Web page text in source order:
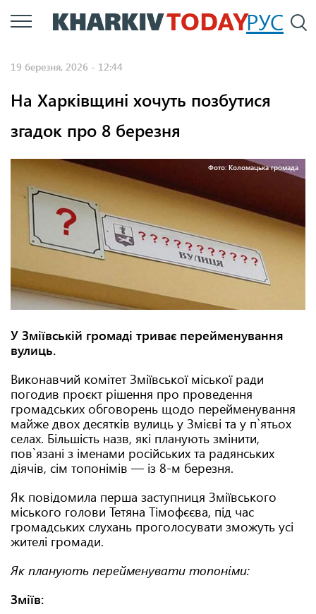
Перейти
до
РУС
19 березня, 2026 - 12:44
На Харківщині хочуть позбутися
згадок про 8 березня
Фото: Коломацька громада
У Зміївській громаді триває перейменування
вулиць.
Виконавчий комітет Зміївської міської ради
погодив проєкт рішення про проведення
громадських обговорень щодо перейменування
майже двох десятків вулиць у Змієві та у п`ятьох
селах. Більшість назв, які планують змінити,
пов`язані з іменами російських та радянських
діячів, сім топонімів — із 8-м березня.
Як повідомила перша заступниця Зміївського
міського голови Тетяна Тімофєєва, під час
громадських слухань проголосувати зможуть усі
жителі громади.
Як планують перейменувати топоніми:
Зміїв: